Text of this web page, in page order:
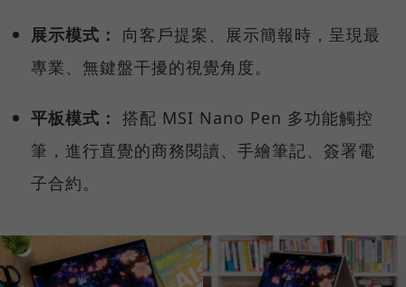
展示模式：
向客戶提案、展示簡報時，呈現最
專業、無鍵盤干擾的視覺角度。
平板模式： 搭配 MSI Nano Pen 多功能觸控
筆，進行直覺的商務閱讀、手繪筆記、簽署電
子合約。